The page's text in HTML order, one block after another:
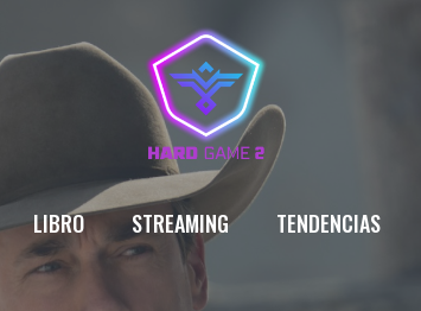
LIBRO STREAMING TENDENCIAS